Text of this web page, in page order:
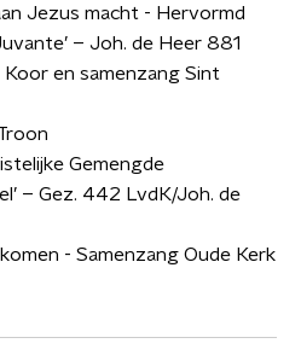
Jezus macht - Hervormd
– Joh. de Heer 881
en samenzang Sint
Gemengde
– Gez. 442 LvdK/Joh. de
- Samenzang Oude Kerk